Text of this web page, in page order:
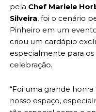
pela Chef Mariele
Silveira, foi o cenário
Pinheiro em um
criou um cardápio
especialmente para
celebração.
“Foi uma grande
nosso espaço,